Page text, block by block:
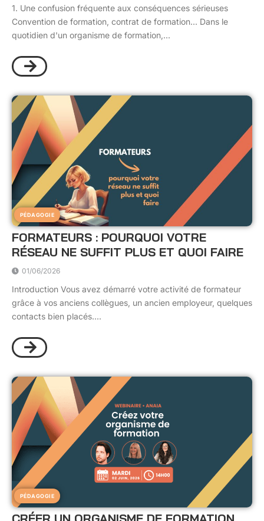
1. Une confusion fréquente aux conséquences sérieuses
Convention de formation, contrat de formation... Dans le
quotidien d'un organisme de formation,...
PÉDAGOGIE
FORMATEURS : POURQUOI VOTRE
RÉSEAU NE SUFFIT PLUS ET QUOI FAIRE
01/06/2026
Introduction Vous avez démarré votre activité de formateur
grâce à vos anciens collègues, un ancien employeur, quelques
contacts bien placés....
PÉDAGOGIE